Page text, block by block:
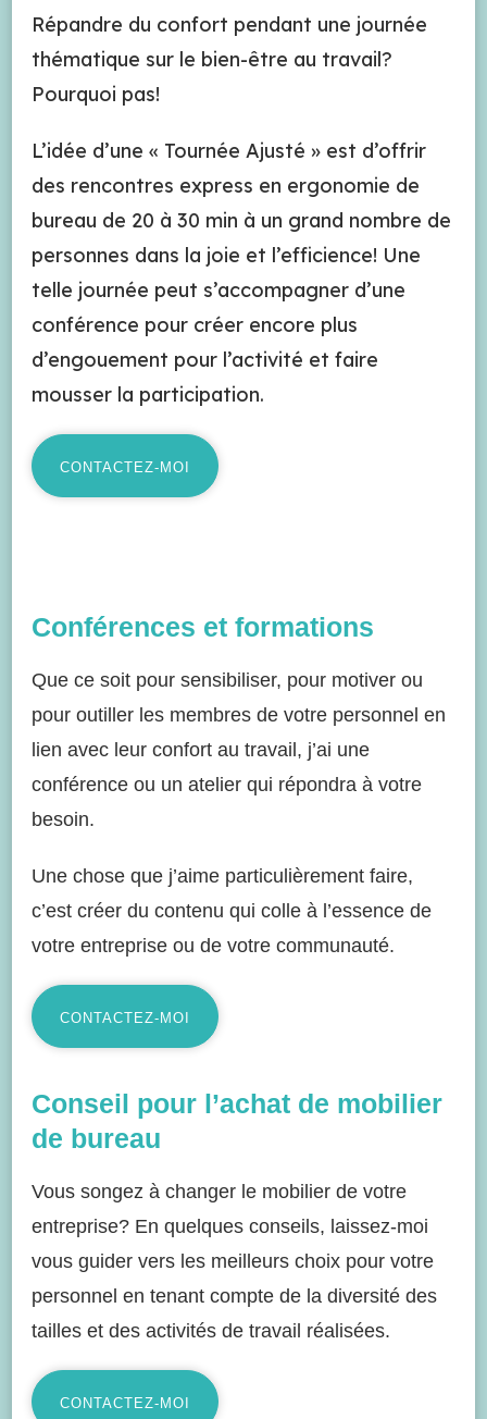
Répandre du confort pendant une journée
thématique sur le bien-être au travail?
Pourquoi pas!
L’idée d’une « Tournée Ajusté » est d’offrir
des rencontres express en ergonomie de
bureau de 20 à 30 min à un grand nombre de
personnes dans la joie et l’efficience! Une
telle journée peut s’accompagner d’une
conférence pour créer encore plus
d’engouement pour l’activité et faire
mousser la participation.
CONTACTEZ-MOI
Conférences et formations
Que ce soit pour sensibiliser, pour motiver ou
pour outiller les membres de votre personnel en
lien avec leur confort au travail, j’ai une
conférence ou un atelier qui répondra à votre
besoin.
Une chose que j’aime particulièrement faire,
c’est créer du contenu qui colle à l’essence de
votre entreprise ou de votre communauté.
CONTACTEZ-MOI
Conseil pour l’achat de mobilier
de bureau
Vous songez à changer le mobilier de votre
entreprise? En quelques conseils, laissez-moi
vous guider vers les meilleurs choix pour votre
personnel en tenant compte de la diversité des
tailles et des activités de travail réalisées.
CONTACTEZ-MOI